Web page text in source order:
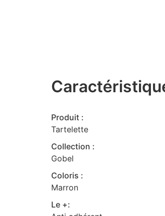
Produit :
Tartelette
Collection :
Gobel
Coloris :
Marron
Le +: